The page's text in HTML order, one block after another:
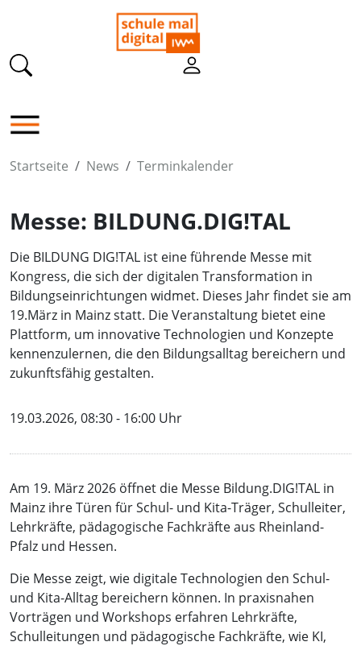
Startseite News Terminkalender
Messe: BILDUNG.DIG!TAL
Die BILDUNG DIG!TAL ist eine führende Messe mit
Kongress, die sich der digitalen Transformation in
Bildungseinrichtungen widmet. Dieses Jahr findet sie am
19.März in Mainz statt. Die Veranstaltung bietet eine
Plattform, um innovative Technologien und Konzepte
kennenzulernen, die den Bildungsalltag bereichern und
zukunftsfähig gestalten.
19.03.2026, 08:30 - 16:00 Uhr
Am 19. März 2026 öffnet die Messe Bildung.DIG!TAL in
Mainz ihre Türen für Schul- und Kita-Träger, Schulleiter,
Lehrkräfte, pädagogische Fachkräfte aus Rheinland-
Pfalz und Hessen.
Die Messe zeigt, wie digitale Technologien den Schul-
und Kita-Alltag bereichern können. In praxisnahen
Vorträgen und Workshops erfahren Lehrkräfte,
Schulleitungen und pädagogische Fachkräfte, wie KI,